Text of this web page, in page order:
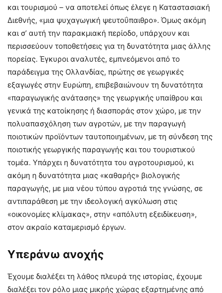
και τουρισμού – να αποτελεί όπως έλεγε η Καταστασιακή
Διεθνής, «μια ψυχαγωγική ψευτοΰπαιθρο». Όμως ακόμη
και σ’ αυτή την παρακμιακή περίοδο, υπάρχουν και
περισσεύουν τοποθετήσεις για τη δυνατότητα μιας άλλης
πορείας. Έγκυροι αναλυτές, εμπνεόμενοι από το
παράδειγμα της Ολλανδίας, πρώτης σε γεωργικές
εξαγωγές στην Ευρώπη, επιβεβαιώνουν τη δυνατότητα
«παραγωγικής ανάτασης» της γεωργικής υπαίθρου και
γενικά της κατοίκησης ή διασποράς στον χώρο, με την
πολυαπασχόληση των αγροτών, με την παραγωγή
ποιοτικών προϊόντων ταυτοποιημένων, με τη σύνδεση της
ποιοτικής γεωργικής παραγωγής και του τουριστικού
τομέα. Υπάρχει η δυνατότητα του αγροτουρισμού, κι
ακόμη η δυνατότητα μιας «καθαρής» βιολογικής
παραγωγής, με μια νέου τύπου αγροτιά της γνώσης, σε
αντιπαράθεση με την ιδεολογική αγκύλωση στις
«οικονομίες κλίμακας», στην «απόλυτη εξειδίκευση»,
στον ακραίο καταμερισμό έργων.
Υπεράνω ανοχής
Έχουμε διαλέξει τη λάθος πλευρά της ιστορίας, έχουμε
διαλέξει τον ρόλο μιας μικρής χώρας εξαρτημένης από